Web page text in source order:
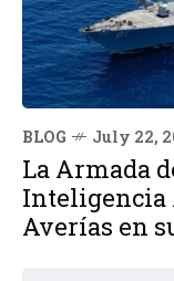
BLOG July 22,
La Armada
Inteligencia
Averías en